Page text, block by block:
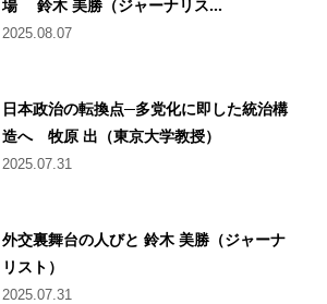
場 鈴木 美勝（ジャーナリス...
2025.08.07
日本政治の転換点─多党化に即した統治構
造へ 牧原 出（東京大学教授）
2025.07.31
外交裏舞台の人びと 鈴木 美勝（ジャーナ
リスト）
2025.07.31